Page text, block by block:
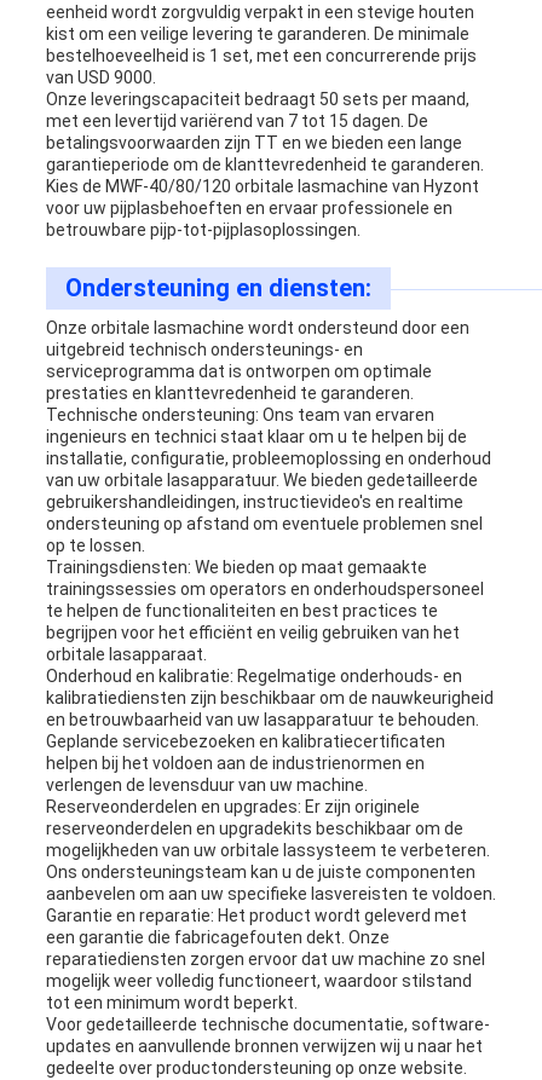
eenheid wordt zorgvuldig verpakt in een stevige houten
kist om een ​​veilige levering te garanderen. De minimale
bestelhoeveelheid is 1 set, met een concurrerende prijs
van USD 9000.
Onze leveringscapaciteit bedraagt ​​50 sets per maand,
met een levertijd variërend van 7 tot 15 dagen. De
betalingsvoorwaarden zijn TT en we bieden een lange
garantieperiode om de klanttevredenheid te garanderen.
Kies de MWF-40/80/120 orbitale lasmachine van Hyzont
voor uw pijplasbehoeften en ervaar professionele en
betrouwbare pijp-tot-pijplasoplossingen.
Ondersteuning en diensten:
Onze orbitale lasmachine wordt ondersteund door een
uitgebreid technisch ondersteunings- en
serviceprogramma dat is ontworpen om optimale
prestaties en klanttevredenheid te garanderen.
Technische ondersteuning: Ons team van ervaren
ingenieurs en technici staat klaar om u te helpen bij de
installatie, configuratie, probleemoplossing en onderhoud
van uw orbitale lasapparatuur. We bieden gedetailleerde
gebruikershandleidingen, instructievideo's en realtime
ondersteuning op afstand om eventuele problemen snel
op te lossen.
Trainingsdiensten: We bieden op maat gemaakte
trainingssessies om operators en onderhoudspersoneel
te helpen de functionaliteiten en best practices te
begrijpen voor het efficiënt en veilig gebruiken van het
orbitale lasapparaat.
Onderhoud en kalibratie: Regelmatige onderhouds- en
kalibratiediensten zijn beschikbaar om de nauwkeurigheid
en betrouwbaarheid van uw lasapparatuur te behouden.
Geplande servicebezoeken en kalibratiecertificaten
helpen bij het voldoen aan de industrienormen en
verlengen de levensduur van uw machine.
Reserveonderdelen en upgrades: Er zijn originele
reserveonderdelen en upgradekits beschikbaar om de
mogelijkheden van uw orbitale lassysteem te verbeteren.
Ons ondersteuningsteam kan u de juiste componenten
aanbevelen om aan uw specifieke lasvereisten te voldoen.
Garantie en reparatie: Het product wordt geleverd met
een garantie die fabricagefouten dekt. Onze
reparatiediensten zorgen ervoor dat uw machine zo snel
mogelijk weer volledig functioneert, waardoor stilstand
tot een minimum wordt beperkt.
Voor gedetailleerde technische documentatie, software-
updates en aanvullende bronnen verwijzen wij u naar het
gedeelte over productondersteuning op onze website.